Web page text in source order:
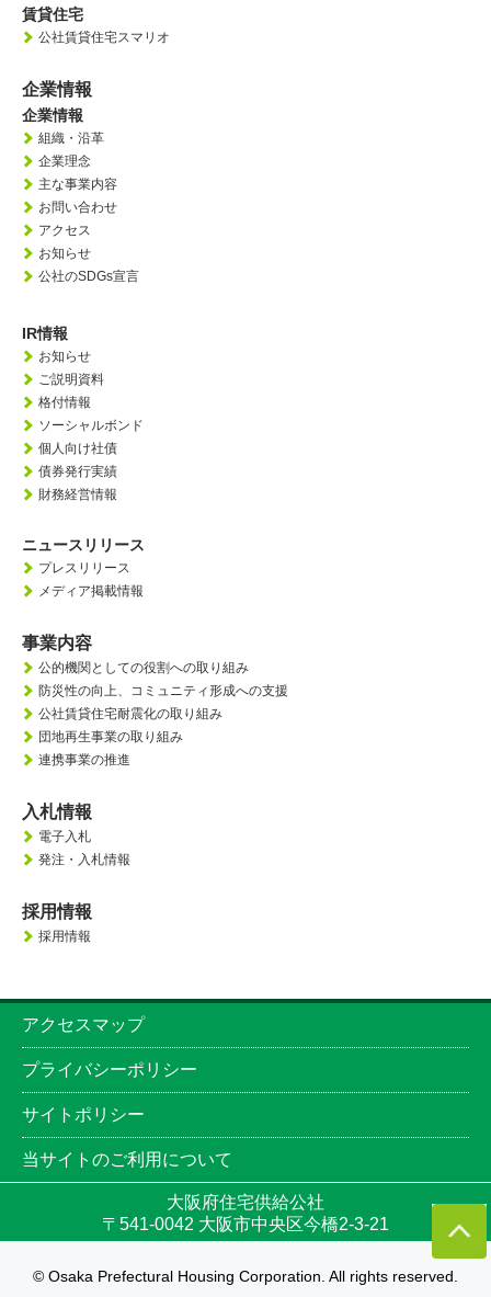
賃貸住宅
公社賃貸住宅スマリオ
企業情報
企業情報
組織・沿革
企業理念
主な事業内容
お問い合わせ
アクセス
お知らせ
公社のSDGs宣言
IR情報
お知らせ
ご説明資料
格付情報
ソーシャルボンド
個人向け社債
債券発行実績
財務経営情報
ニュースリリース
プレスリリース
メディア掲載情報
事業内容
公的機関としての役割への取り組み
防災性の向上、 コミュニティ形成への支援
公社賃貸住宅耐震化の取り組み
団地再生事業の取り組み
連携事業の推進
入札情報
電子入札
発注・入札情報
採用情報
採用情報
アクセスマップ
プライバシーポリシー
サイトポリシー
当サイトのご利用について
大阪府住宅供給公社
〒541-0042 大阪市中央区今橋2-3-21
© Osaka Prefectural Housing Corporation. All rights reserved.